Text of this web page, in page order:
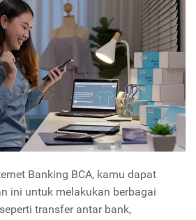
Banking BCA, kamu dapat
ini untuk melakukan berbagai
transfer antar bank,